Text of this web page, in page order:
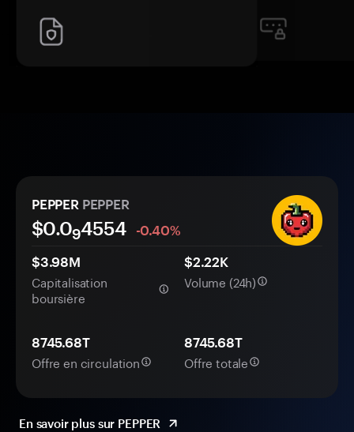
PEPPER PEPPER
$0.094554
-0.40%
$3.98M
Capitalisation
boursière
$2.22K
Volume (24h)
8745.68T
Offre en circulation
8745.68T
Offre totale
En savoir plus sur PEPPER